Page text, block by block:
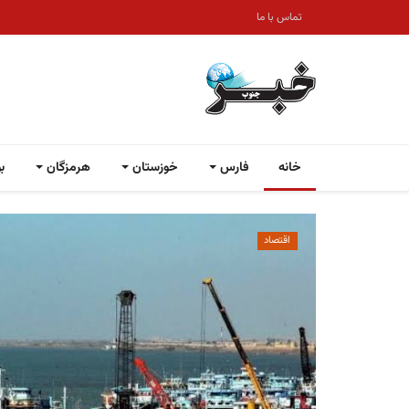
تماس با ما
خانه فارس خوزستان هرمزگان
اقتصاد